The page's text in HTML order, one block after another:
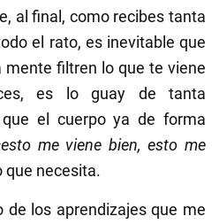
al final, como recibes tanta
el rato, es inevitable que
mente filtren lo que te viene
es lo guay de tanta
que el cuerpo ya de forma
me viene bien, esto me
que necesita.
de los aprendizajes que me